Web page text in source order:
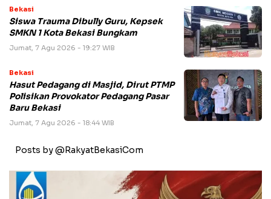
Bekasi
Siswa Trauma Dibully Guru, Kepsek
SMKN 1 Kota Bekasi Bungkam
Jumat, 7 Agu 2026 - 19:27 WIB
Bekasi
Hasut Pedagang di Masjid, Dirut PTMP
Polisikan Provokator Pedagang Pasar
Baru Bekasi
Jumat, 7 Agu 2026 - 18:44 WIB
Posts by @RakyatBekasiCom